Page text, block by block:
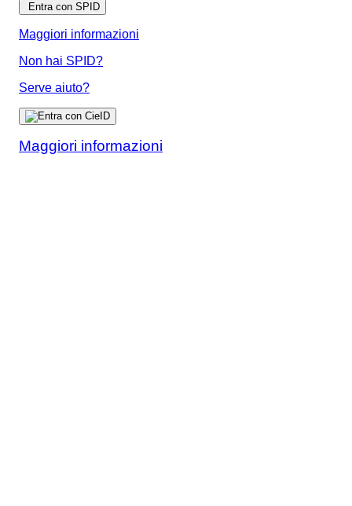
Entra con SPID
Maggiori informazioni
Non hai SPID?
Serve aiuto?
Maggiori informazioni